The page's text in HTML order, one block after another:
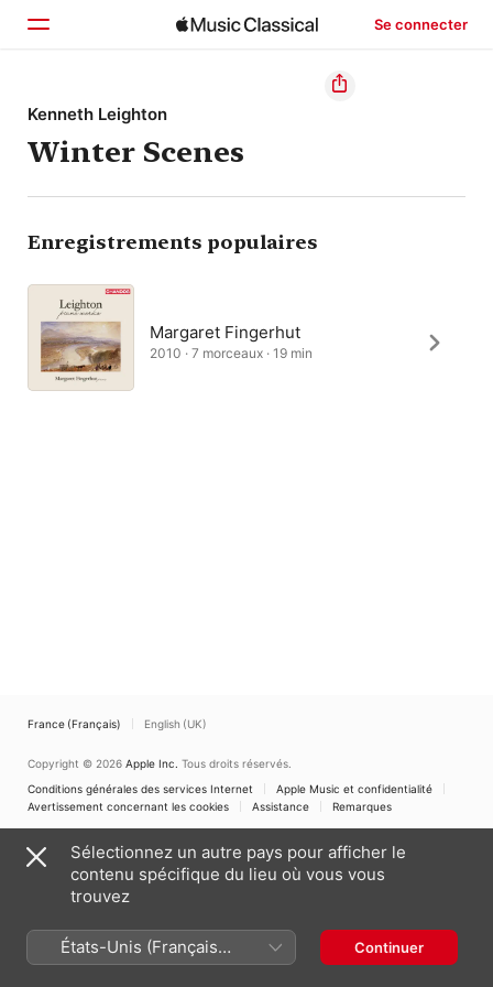
Se connecter
Accueil
Parcourir
Rechercher
Kenneth Leighton
Winter Scenes
Enregistrements populaires
Margaret Fingerhut
2010 · 7 morceaux · 19 min
France (Français) English (UK)
Copyright © 2026 Apple Inc. Tous droits réservés.
Conditions générales des services Internet
Apple Music et confidentialité
Avertissement concernant les cookies
Assistance Remarques
Sélectionnez un autre pays pour afficher le
contenu spécifique du lieu où vous vous
trouvez
États-Unis (Français
France)
Continuer